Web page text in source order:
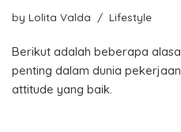
by Lolita Valda Lifestyle
Berikut adalah beberapa
penting dalam dunia
attitude yang baik.